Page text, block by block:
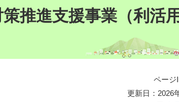
推進支援事業（利活用
ページ
更新日：2026